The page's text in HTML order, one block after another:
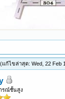
(แก้ไขล่าสุด: Wed, 22 Feb
รณ์ชั้นสูง